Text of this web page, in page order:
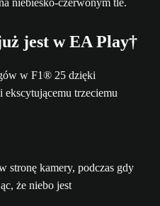
jest w EA Play†
w F1® 25 dzięki
trzeciemu